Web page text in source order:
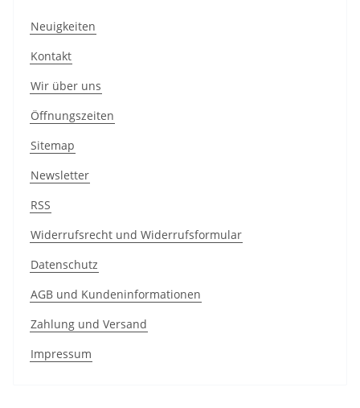
Neuigkeiten
Kontakt
Wir über uns
Öffnungszeiten
Sitemap
Newsletter
RSS
Widerrufsrecht und Widerrufsformular
Datenschutz
AGB und Kundeninformationen
Zahlung und Versand
Impressum